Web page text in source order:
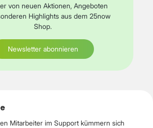
von neuen Aktionen, Angeboten
Highlights aus dem 25now
Shop.
Newsletter abonnieren
Mitarbeiter im Support kümmern sich